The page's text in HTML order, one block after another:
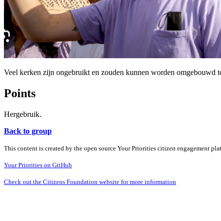
Veel kerken zijn ongebruikt en zouden kunnen worden omgebouwd
Points
Hergebruik.
Back to group
This content is created by the open source Your Priorities citizen engagement
Your Priorities on GitHub
Check out the Citizens Foundation website for more information